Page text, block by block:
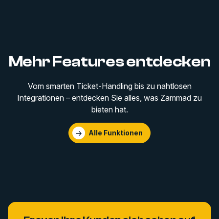
Mehr Features entdecken
Vom smarten Ticket-Handling bis zu nahtlosen
Integrationen – entdecken Sie alles, was Zammad zu
bieten hat.
Alle Funktionen